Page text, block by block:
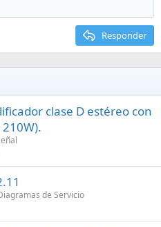
Responder
clase D estéreo con
de Servicio